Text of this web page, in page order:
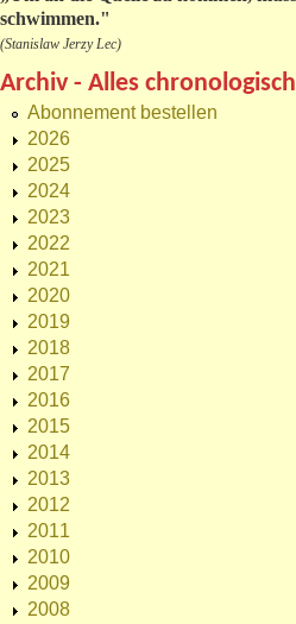
schwimmen."
(Stanislaw Jerzy Lec)
Archiv - Alles chronologisch
Abonnement bestellen
2026
2025
2024
2023
2022
2021
2020
2019
2018
2017
2016
2015
2014
2013
2012
2011
2010
2009
2008